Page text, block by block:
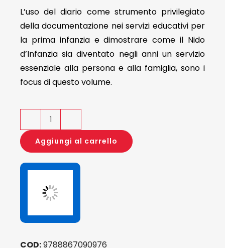
L’uso del diario come strumento privilegiato
della documentazione nei servizi educativi per
la prima infanzia e dimostrare come il Nido
d’Infanzia sia diventato negli anni un servizio
essenziale alla persona e alla famiglia, sono i
focus di questo volume.
La
mia
storia
al
Nido
quantità
Aggiungi al carrello
COD:9788867090976